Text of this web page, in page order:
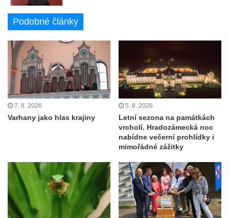
Podobné články
7. 8. 2026
Varhany jako hlas krajiny
5. 8. 2026
Letní sezona na památkách
vrcholí. Hradozámecká noc
nabídne večerní prohlídky i
mimořádné zážitky